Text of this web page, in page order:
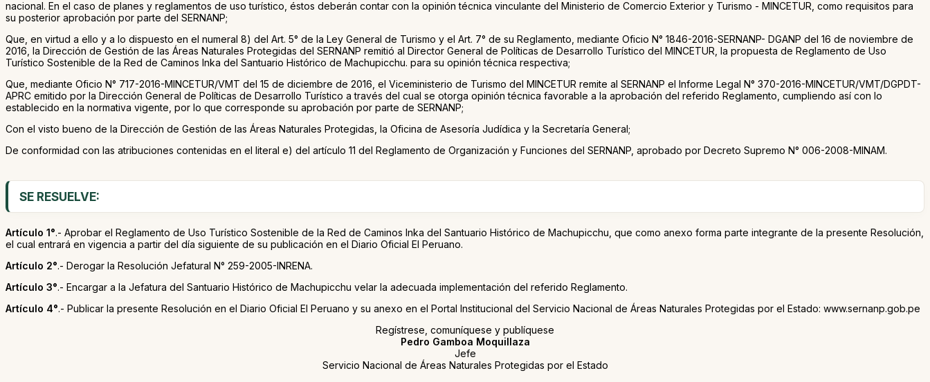
nacional. En el caso de planes y reglamentos de uso turístico, éstos deberán contar con la opinión técnica vinculante del Ministerio de Comercio Exterior y Turismo - MINCETUR, como requisitos para
su posterior aprobación por parte del SERNANP;
Que, en virtud a ello y a lo dispuesto en el numeral 8) del Art. 5° de la Ley General de Turismo y el Art. 7° de su Reglamento, mediante Oficio N° 1846-2016-SERNANP- DGANP del 16 de noviembre de
2016, la Dirección de Gestión de las Áreas Naturales Protegidas del SERNANP remitió al Director General de Políticas de Desarrollo Turístico del MINCETUR, la propuesta de Reglamento de Uso
Turístico Sostenible de la Red de Caminos Inka del Santuario Histórico de Machupicchu. para su opinión técnica respectiva;
Que, mediante Oficio N° 717-2016-MINCETUR/VMT del 15 de diciembre de 2016, el Viceministerio de Turismo del MINCETUR remite al SERNANP el Informe Legal N° 370-2016-MINCETUR/VMT/DGPDT-
APRC emitido por la Dirección General de Políticas de Desarrollo Turístico a través del cual se otorga opinión técnica favorable a la aprobación del referido Reglamento, cumpliendo así con lo
establecido en la normativa vigente, por lo que corresponde su aprobación por parte de SERNANP;
Con el visto bueno de la Dirección de Gestión de las Áreas Naturales Protegidas, la Oficina de Asesoría Judídica y la Secretaría General;
De conformidad con las atribuciones contenidas en el literal e) del artículo 11 del Reglamento de Organización y Funciones del SERNANP, aprobado por Decreto Supremo N° 006-2008-MINAM.
SE RESUELVE:
Artículo 1°.- Aprobar el Reglamento de Uso Turístico Sostenible de la Red de Caminos Inka del Santuario Histórico de Machupicchu, que como anexo forma parte integrante de la presente Resolución,
el cual entrará en vigencia a partir del día siguiente de su publicación en el Diario Oficial El Peruano.
Artículo 2°.- Derogar la Resolución Jefatural N° 259-2005-INRENA.
Artículo 3°.- Encargar a la Jefatura del Santuario Histórico de Machupicchu velar la adecuada implementación del referido Reglamento.
Artículo 4°.- Publicar la presente Resolución en el Diario Oficial El Peruano y su anexo en el Portal Institucional del Servicio Nacional de Áreas Naturales Protegidas por el Estado: www.sernanp.gob.pe
Regístrese, comuníquese y publíquese
Pedro Gamboa Moquillaza
Jefe
Servicio Nacional de Áreas Naturales Protegidas por el Estado